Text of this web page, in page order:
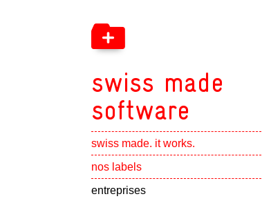
swiss made
software
swiss made. it works.
nos labels
entreprises